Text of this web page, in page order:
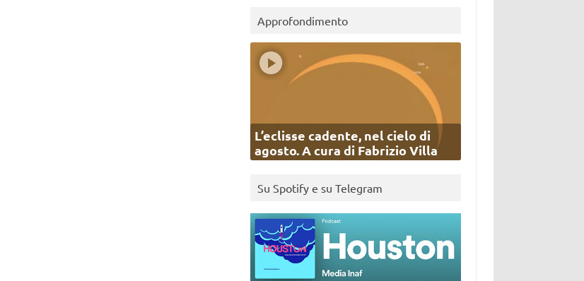
Approfondimento
L’eclisse cadente, nel cielo di
agosto. A cura di Fabrizio Villa
Su Spotify e su Telegram